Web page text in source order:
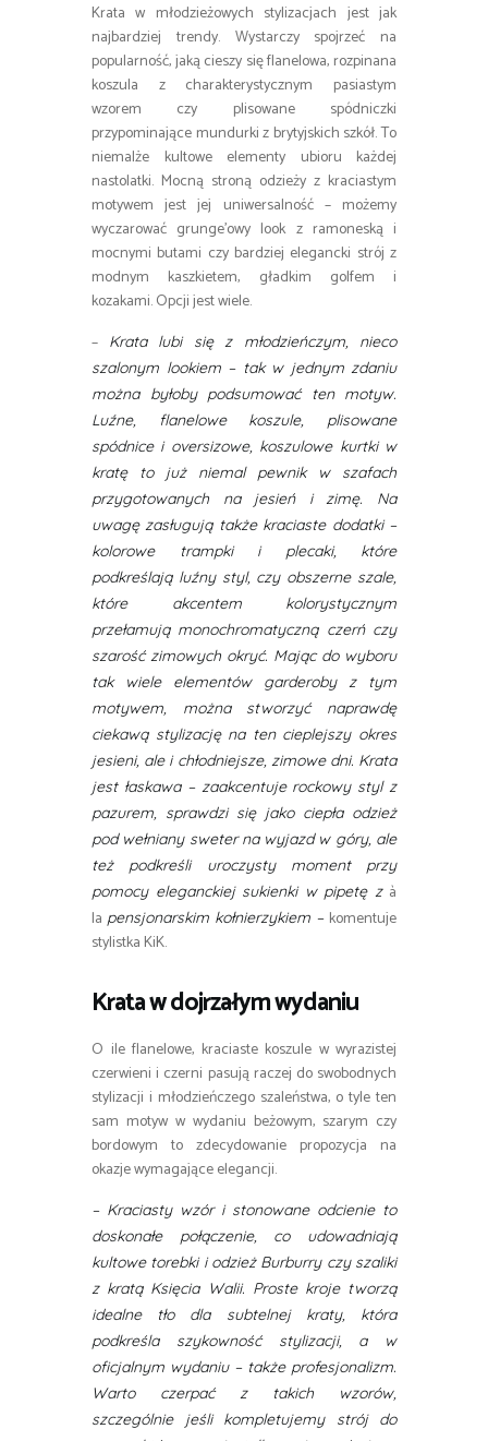
Krata w młodzieżowych stylizacjach jest jak
najbardziej trendy. Wystarczy spojrzeć na
popularność, jaką cieszy się flanelowa, rozpinana
koszula z charakterystycznym pasiastym
wzorem czy plisowane spódniczki
przypominające mundurki z brytyjskich szkół. To
niemalże kultowe elementy ubioru każdej
nastolatki. Mocną stroną odzieży z kraciastym
motywem jest jej uniwersalność – możemy
wyczarować grunge’owy look z ramoneską i
mocnymi butami czy bardziej elegancki strój z
modnym kaszkietem, gładkim golfem i
kozakami. Opcji jest wiele.
–
Krata lubi się z młodzieńczym, nieco
szalonym lookiem – tak w jednym zdaniu
można byłoby podsumować ten motyw.
Luźne, flanelowe koszule, plisowane
spódnice i oversizowe, koszulowe kurtki w
kratę to już niemal pewnik w szafach
przygotowanych na jesień i zimę. Na
uwagę zasługują także kraciaste dodatki –
kolorowe trampki i plecaki, które
podkreślają luźny styl, czy obszerne szale,
które akcentem kolorystycznym
przełamują monochromatyczną czerń czy
szarość zimowych okryć. Mając do wyboru
tak wiele elementów garderoby z tym
motywem, można stworzyć naprawdę
ciekawą stylizację na ten cieplejszy okres
jesieni, ale i chłodniejsze, zimowe dni. Krata
jest łaskawa – zaakcentuje rockowy styl z
pazurem, sprawdzi się jako ciepła odzież
pod wełniany sweter na wyjazd w góry, ale
też podkreśli uroczysty moment przy
pomocy eleganckiej sukienki w pipetę z à
la pensjonarskim kołnierzykiem – komentuje
stylistka KiK.
Krata w dojrzałym wydaniu
O ile flanelowe, kraciaste koszule w wyrazistej
czerwieni i czerni pasują raczej do swobodnych
stylizacji i młodzieńczego szaleństwa, o tyle ten
sam motyw w wydaniu beżowym, szarym czy
bordowym to zdecydowanie propozycja na
okazje wymagające elegancji.
– Kraciasty wzór i stonowane odcienie to
doskonałe połączenie, co udowadniają
kultowe torebki i odzież Burburry czy szaliki
z kratą Księcia Walii. Proste kroje tworzą
idealne tło dla subtelnej kraty, która
podkreśla szykowność stylizacji, a w
oficjalnym wydaniu – także profesjonalizm.
Warto czerpać z takich wzorów,
szczególnie jeśli kompletujemy strój do